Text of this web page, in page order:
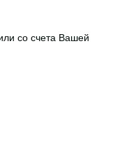
со счета Вашей